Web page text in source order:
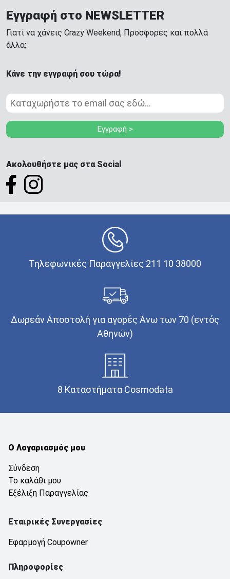
Εγγραφή στο NEWSLETTER
Γιατί να χάνεις Crazy Weekend, Προσφορές και πολλά
άλλα;
Κάνε την εγγραφή σου τώρα!
Εγγραφή >
Ακολουθήστε μας στα Social
Τηλεφωνικές Παραγγελίες 211 10 38000
Δωρεάν Αποστολή για αγορές Άνω των 70 (εντός
Αθηνών)
8 Καταστήματα Cosmodata
Ο Λογαριασμός μου
Σύνδεση
Το καλάθι μου
Εξέλιξη Παραγγελίας
Εταιρικές Συνεργασίες
Εφαρμογή Coupowner
Πληροφορίες